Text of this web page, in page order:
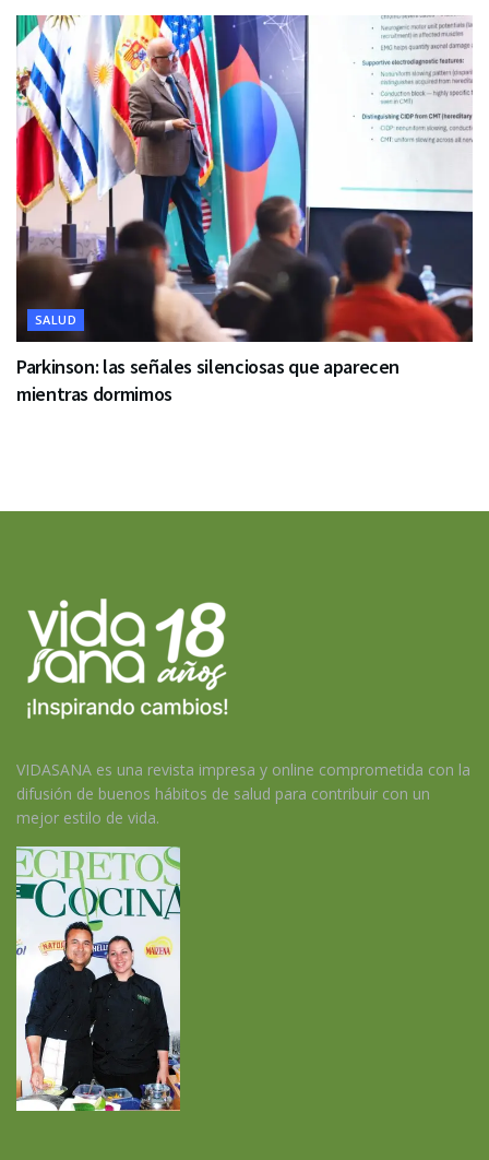
SALUD
Parkinson: las señales silenciosas que aparecen
mientras dormimos
VIDASANA es una revista impresa y online comprometida con la
difusión de buenos hábitos de salud para contribuir con un
mejor estilo de vida.